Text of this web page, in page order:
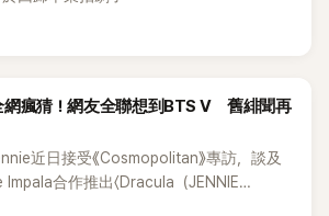
瘋猜！網友全聯想到BTS V 舊緋聞再
近日接受《Cosmopolitan》專訪，談及
合作推出〈Dracula（JENNIE
，沒想到她一句關於「共同朋友」的回答，